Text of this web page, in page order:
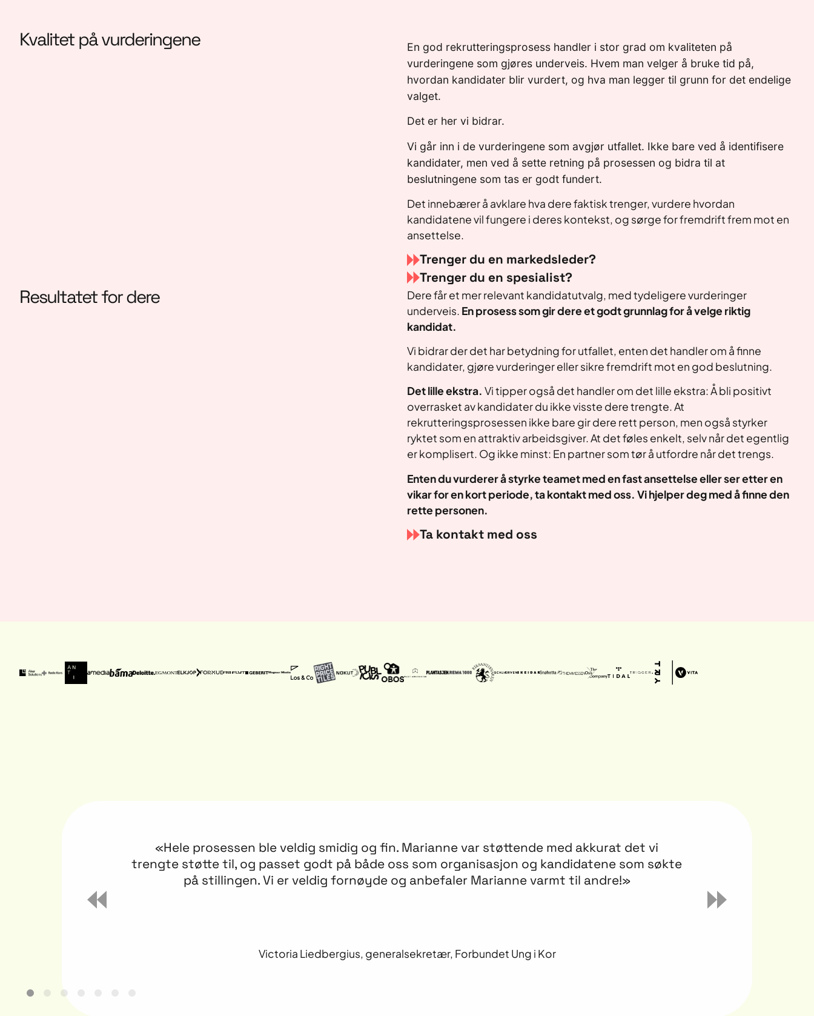
Kvalitet på vurderingene
En god rekrutteringsprosess handler i stor grad om kvaliteten på
vurderingene som gjøres underveis. Hvem man velger å bruke tid på,
hvordan kandidater blir vurdert, og hva man legger til grunn for det endelige
valget.
Det er her vi bidrar.
Vi går inn i de vurderingene som avgjør utfallet. Ikke bare ved å identifisere
kandidater, men ved å sette retning på prosessen og bidra til at
beslutningene som tas er godt fundert.
Det innebærer å avklare hva dere faktisk trenger, vurdere hvordan
kandidatene vil fungere i deres kontekst, og sørge for fremdrift frem mot en
ansettelse.
Trenger du en markedsleder?
Trenger du en spesialist?
Resultatet for dere
Dere får et mer relevant kandidatutvalg, med tydeligere vurderinger
underveis. En prosess som gir dere et godt grunnlag for å velge riktig
kandidat.
Vi bidrar der det har betydning for utfallet, enten det handler om å finne
kandidater, gjøre vurderinger eller sikre fremdrift mot en god beslutning.
Det lille ekstra. Vi tipper også det handler om det lille ekstra: Å bli positivt
overrasket av kandidater du ikke visste dere trengte. At
rekrutteringsprosessen ikke bare gir dere rett person, men også styrker
ryktet som en attraktiv arbeidsgiver. At det føles enkelt, selv når det egentlig
er komplisert. Og ikke minst: En partner som tør å utfordre når det trengs.
Enten du vurderer å styrke teamet med en fast ansettelse ellerser etter en
vikar for en kort periode, ta kontakt med oss. Vi hjelper deg med å finne den
rette personen.
Ta kontakt med oss
«Jannicke har en helt unik fot inn i døra på kreativ bransje som de bruker til å gi unge
lovende en mulighet til å bygge arbeidserfaring.»
Lene Renneflott, daglig leder, Grafill Norsk organisasjon for visuell kommunikasjon